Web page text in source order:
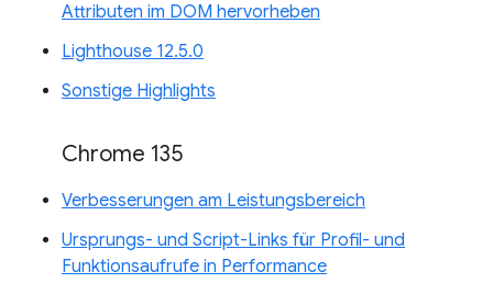
Attributen im DOM hervorheben
Lighthouse 12.5.0
Sonstige Highlights
Chrome 135
Verbesserungen am Leistungsbereich
Ursprungs- und Script-Links für Profil- und
Funktionsaufrufe in Performance